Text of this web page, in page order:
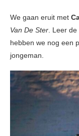
We gaan eruit met
Van De Ster . Leer
hebben we nog een
jongeman.